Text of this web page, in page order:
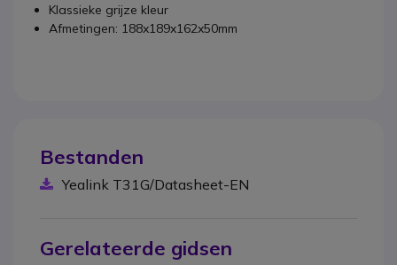
Klassieke grijze kleur
Afmetingen: 188x189x162x50mm
Bestanden
Yealink T31G/Datasheet-EN
Gerelateerde gidsen